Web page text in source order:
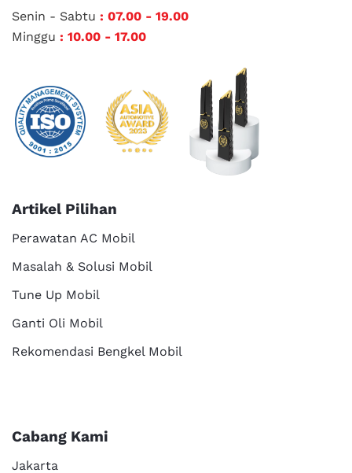
Senin - Sabtu : 07.00 - 19.00
Minggu : 10.00 - 17.00
Artikel Pilihan
Perawatan AC Mobil
Masalah & Solusi Mobil
Tune Up Mobil
Ganti Oli Mobil
Rekomendasi Bengkel Mobil
Cabang Kami
Jakarta